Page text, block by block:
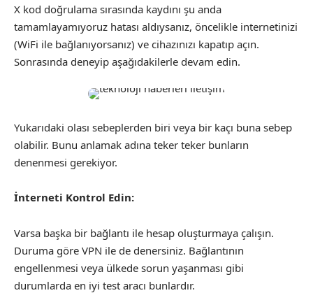
X kod doğrulama sırasında kaydını şu anda
tamamlayamıyoruz hatası aldıysanız, öncelikle internetinizi
(WiFi ile bağlanıyorsanız) ve cihazınızı kapatıp açın.
Sonrasında deneyip aşağıdakilerle devam edin.
Yukarıdaki olası sebeplerden biri veya bir kaçı buna sebep
olabilir. Bunu anlamak adına teker teker bunların
denenmesi gerekiyor.
İnterneti Kontrol Edin:
Varsa başka bir bağlantı ile hesap oluşturmaya çalışın.
Duruma göre VPN ile de denersiniz. Bağlantının
engellenmesi veya ülkede sorun yaşanması gibi
durumlarda en iyi test aracı bunlardır.